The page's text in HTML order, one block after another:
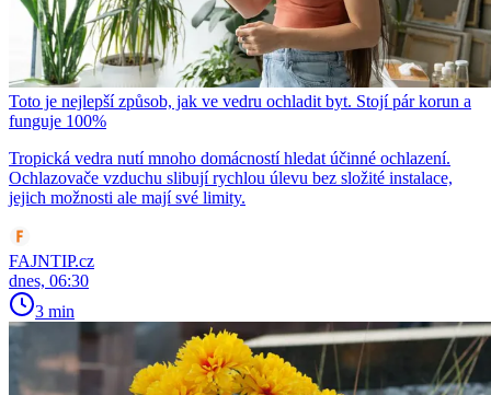
Toto je nejlepší způsob, jak ve vedru ochladit byt. Stojí pár korun a
funguje 100%
Tropická vedra nutí mnoho domácností hledat účinné ochlazení.
Ochlazovače vzduchu slibují rychlou úlevu bez složité instalace,
jejich možnosti ale mají své limity.
FAJNTIP.cz
dnes, 06:30
3 min